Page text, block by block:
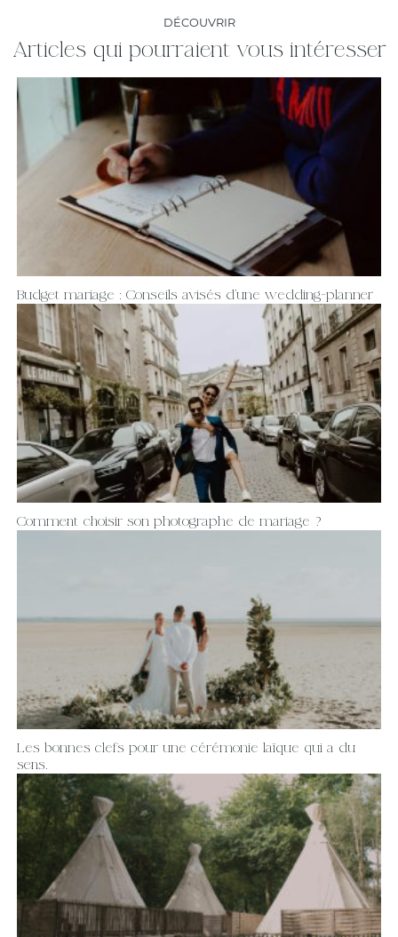
DÉCOUVRIR
Articles qui pourraient vous intéresser
Budget mariage : Conseils avisés d’une wedding-planner
Comment choisir son photographe de mariage ?
Les bonnes clefs pour une cérémonie laïque qui a du
sens.